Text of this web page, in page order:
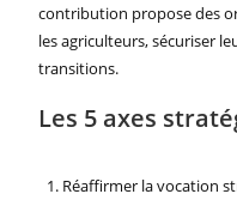
contribution propose des
les agriculteurs, sécuriser
transitions.
Les 5 axes
Réaffirmer la vocation